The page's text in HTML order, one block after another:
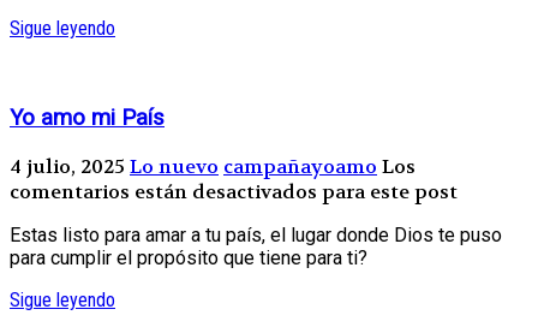
Sigue leyendo
Yo amo mi País
4 julio, 2025 Lo nuevo campañayoamo Los
comentarios están desactivados para este post
Estas listo para amar a tu país, el lugar donde Dios te puso
para cumplir el propósito que tiene para ti?
Sigue leyendo